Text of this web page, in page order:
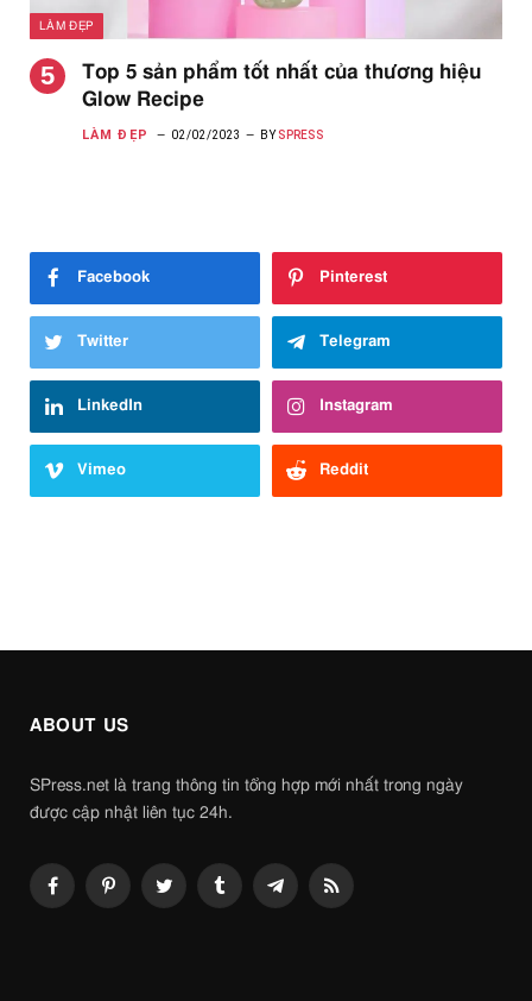
LÀM ĐẸP
Top 5 sản phẩm tốt nhất của thương hiệu
Glow Recipe
LÀM ĐẸP 02/02/2023 BY SPRESS
Facebook Pinterest
Twitter Telegram
LinkedIn Instagram
Vimeo Reddit
ABOUT US
SPress.net là trang thông tin tổng hợp mới nhất trong ngày
được cập nhật liên tục 24h.
FacebookPinterestTwitter Tumblr TelegramRSS